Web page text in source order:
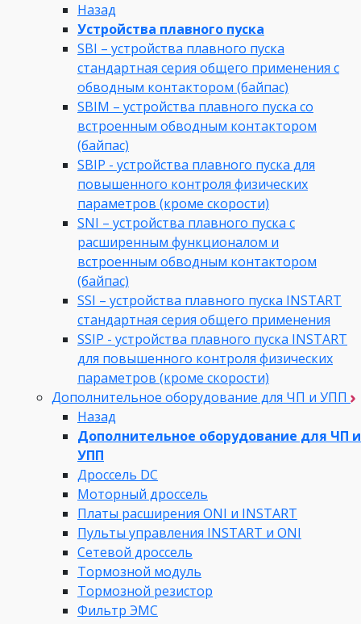
Назад
Устройства плавного пуска
SBI – устройства плавного пуска
стандартная серия общего применения с
обводным контактором (байпас)
SBIM – устройства плавного пуска со
встроенным обводным контактором
(байпас)
SBIP - устройства плавного пуска для
повышенного контроля физических
параметров (кроме скорости)
SNI – устройства плавного пуска с
расширенным функционалом и
встроенным обводным контактором
(байпас)
SSI – устройства плавного пуска INSTART
стандартная серия общего применения
SSIP - устройства плавного пуска INSTART
для повышенного контроля физических
параметров (кроме скорости)
Дополнительное оборудование для ЧП и УПП
Назад
Дополнительное оборудование для ЧП и
УПП
Дроссель DC
Моторный дроссель
Платы расширения ONI и INSTART
Пульты управления INSTART и ONI
Сетевой дроссель
Тормозной модуль
Тормозной резистор
Фильтр ЭМС